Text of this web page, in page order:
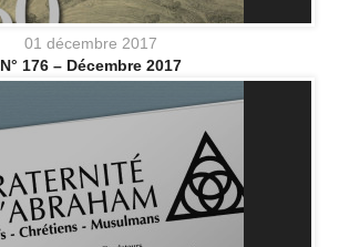
01 décembre 2017
N° 176 – Décembre 2017